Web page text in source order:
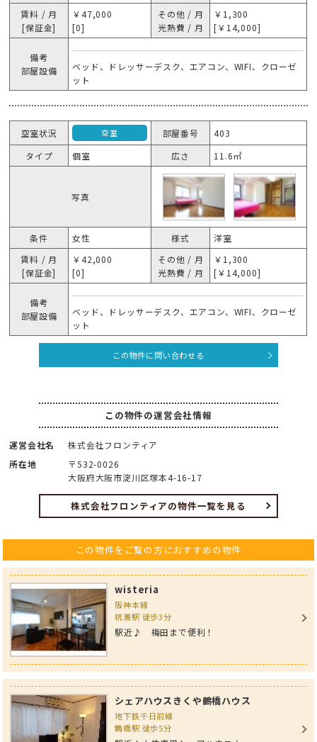
賃料 / 月
[保証金]
￥47,000
[0]
その他 / 月
光熱費 / 月
￥1,300
[￥14,000]
備考
部屋設備
ベッド、ドレッサーデスク、エアコン、WIFI、クローゼ
ット
空室状況 空室 部屋番号
403
タイプ
個室 広さ 11.6㎡
写真
条件 女性 様式
洋室
賃料 / 月
[保証金]
￥42,000
[0]
その他 / 月
光熱費 / 月
￥1,300
[￥14,000]
備考
部屋設備
ベッド、ドレッサーデスク、エアコン、WIFI、クローゼ
ット
この物件に問い合わせる
この物件の運営会社情報
運営会社名
株式会社フロンティア
所在地
〒532-0026
大阪府大阪市淀川区塚本4-16-17
株式会社フロンティアの物件一覧を見る
この物件をご覧の方におすすめの物件
wisteria
阪神本線
杭瀬駅 徒歩3分
駅近♪ 梅田まで便利！
シェアハウスきくや鶴橋ハウス
地下鉄千日前線
鶴橋駅 徒歩5分